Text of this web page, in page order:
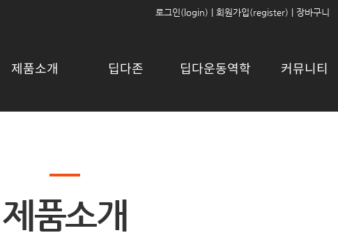
로그인(login) 회원가입(register) 장바구니
제품소개 딥다존 딥다운동역학 커뮤니티
제품소개